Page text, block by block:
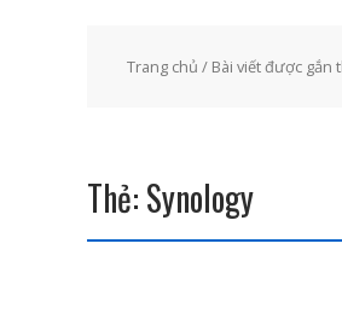
Trang chủ / Bài viết được gắn
Thẻ:Synology